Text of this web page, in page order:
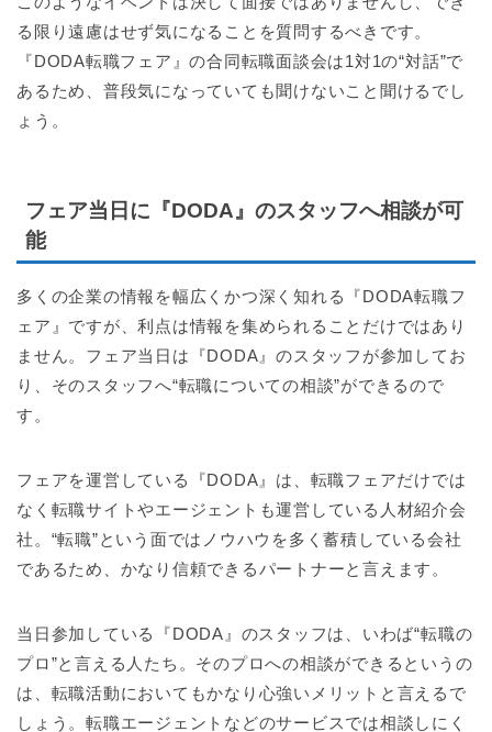
る限り遠慮はせず気になることを質問するべきです。
『DODA転職フェア』の合同転職面談会は1対1の“対話”で
あるため、普段気になっていても聞けないこと聞けるでし
ょう。
フェア当日に『DODA』のスタッフへ相談が可
能
多くの企業の情報を幅広くかつ深く知れる『DODA転職フ
ェア』ですが、利点は情報を集められることだけではあり
ません。フェア当日は『DODA』のスタッフが参加してお
り、そのスタッフへ“転職についての相談”ができるので
す。
フェアを運営している『DODA』は、転職フェアだけでは
なく転職サイトやエージェントも運営している人材紹介会
社。“転職”という面ではノウハウを多く蓄積している会社
であるため、かなり信頼できるパートナーと言えます。
当日参加している『DODA』のスタッフは、いわば“転職の
プロ”と言える人たち。そのプロへの相談ができるというの
は、転職活動においてもかなり心強いメリットと言えるで
しょう。転職エージェントなどのサービスでは相談しにく